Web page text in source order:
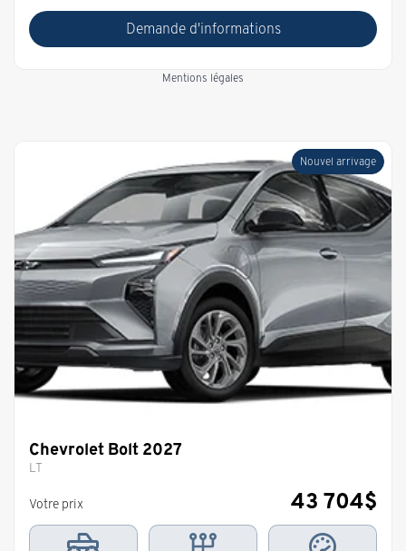
Demande d'informations
Mentions légales
Nouvel arrivage
Chevrolet Bolt 2027
LT
Votre prix 43 704$